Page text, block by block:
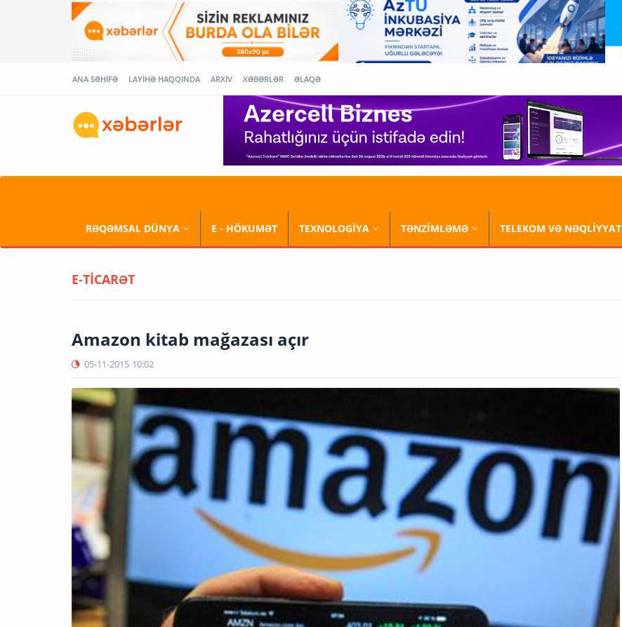
ANA SƏHİFƏ LAYİHƏ HAQQINDA ARXİV XƏBƏRLƏR ƏLAQƏ
RƏQƏMSAL DÜNYA E - HÖKUMƏT TEXNOLOGİYA TƏNZİMLƏMƏ TELEKOM VƏ NƏQLİYYAT
E-TİCARƏT
Amazon kitab mağazası açır
05-11-2015 10:02